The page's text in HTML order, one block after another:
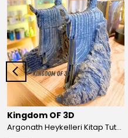
Kingdom OF 3D
Argonath Heykelleri Kitap Tutucu, Yüzüklerin Efendisi Figür, Argonath Bookend, 2 Parça (Sağ, Sol)